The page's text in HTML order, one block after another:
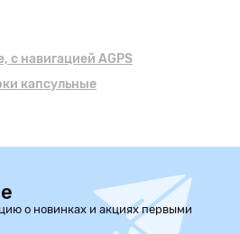
навигацией AGPS
капсульные
о новинках и акциях первыми